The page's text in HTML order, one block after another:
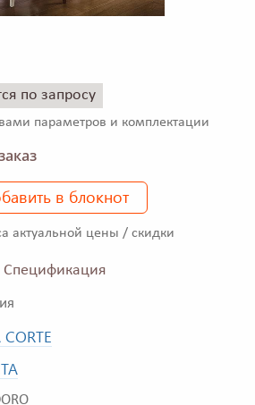
по запросу
параметров и комплектации
в блокнот
актуальной цены / скидки
Спецификация
CORTE